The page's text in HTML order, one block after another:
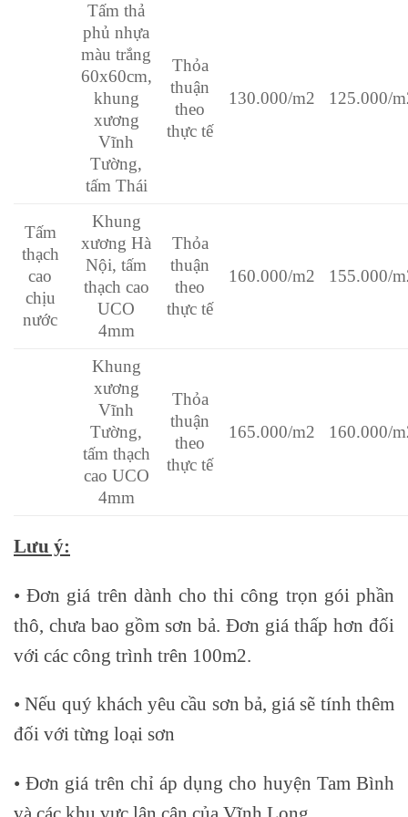
Tấm thả
phủ nhựa
màu trắng
60x60cm,
khung
xương
Vĩnh
Tường,
tấm Thái
Thỏa
thuận
theo
thực tế
130.000/m2 125.000/
Tấm
thạch
cao
chịu
nước
Khung
xương Hà
Nội, tấm
thạch cao
UCO
4mm
Thỏa
thuận
theo
thực tế
160.000/m2 155.000/
Khung
xương
Vĩnh
Tường,
tấm thạch
cao UCO
4mm
Thỏa
thuận
theo
thực tế
165.000/m2 160.000/
Lưu ý:
• Đơn giá trên dành cho thi công trọn gói phần
thô, chưa bao gồm sơn bả. Đơn giá thấp hơn đối
với các công trình trên 100m2.
• Nếu quý khách yêu cầu sơn bả, giá sẽ tính thêm
đối với từng loại sơn
• Đơn giá trên chỉ áp dụng cho huyện Tam Bình